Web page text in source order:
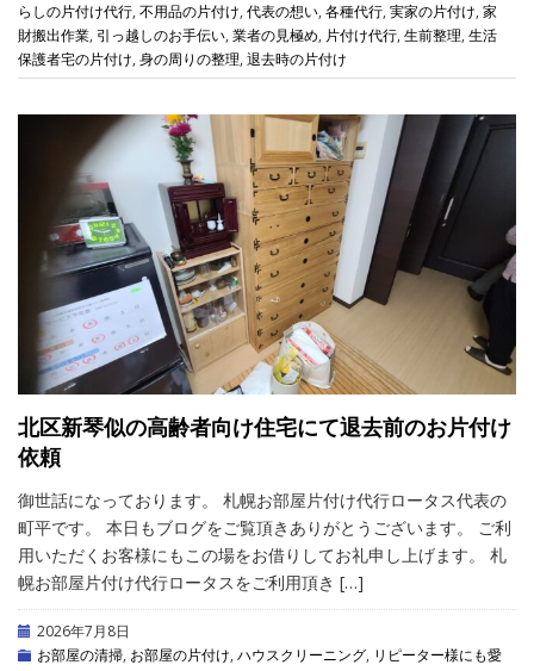
らしの片付け代行, 不用品の片付け, 代表の想い, 各種代行, 実家の片付け, 家
財搬出作業, 引っ越しのお手伝い, 業者の見極め, 片付け代行, 生前整理, 生活
保護者宅の片付け, 身の周りの整理, 退去時の片付け
北区新琴似の高齢者向け住宅にて退去前のお片付け
依頼
御世話になっております。 札幌お部屋片付け代行ロータス代表の
町平です。 本日もブログをご覧頂きありがとうございます。 ご利
用いただくお客様にもこの場をお借りしてお礼申し上げます。 札
幌お部屋片付け代行ロータスをご利用頂き […]
2026年7月8日
お部屋の清掃, お部屋の片付け, ハウスクリーニング, リピーター様にも愛